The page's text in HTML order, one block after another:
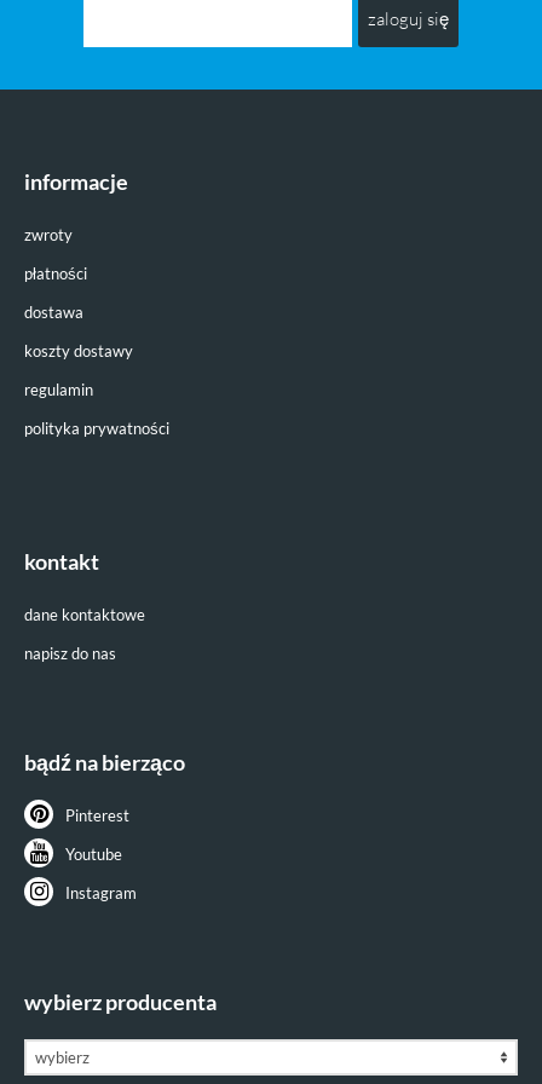
zaloguj się
informacje
zwroty
płatności
dostawa
koszty dostawy
regulamin
polityka prywatności
kontakt
dane kontaktowe
napisz do nas
bądź na bierząco
Pinterest
Youtube
Instagram
wybierz producenta